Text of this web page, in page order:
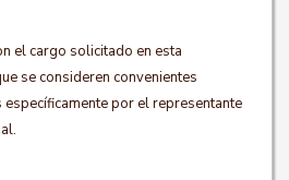
el cargo solicitado en esta
se consideren convenientes
por el representante